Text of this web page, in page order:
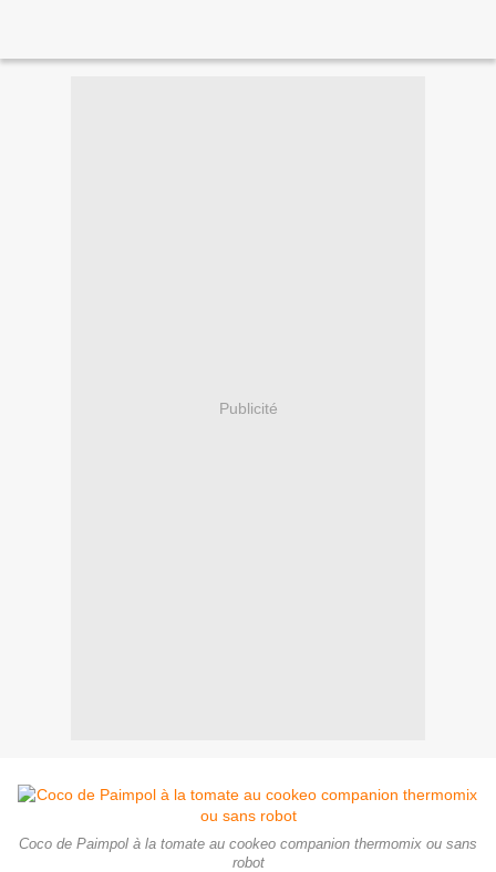
Publicité
Coco de Paimpol à la tomate au cookeo companion thermomix ou sans
robot